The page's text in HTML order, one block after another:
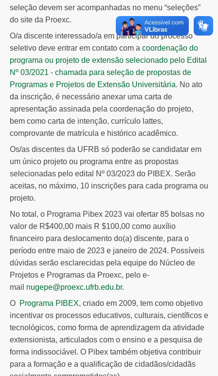
seleção devem ser acompanhadas no menu “seleções”
do site da Proexc.
O/a discente interessado/a em participar do processo
seletivo deve entrar em contato com a coordenação do
programa ou projeto de extensão selecionado pelo Edital
Nº 03/2021 - chamada para seleção de propostas de
Programas e Projetos de Extensão Universitária. No ato
da inscrição, é necessário anexar uma carta de
apresentação assinada pela coordenação do projeto,
bem como carta de intenção, currículo lattes,
comprovante de matrícula e histórico acadêmico.
Os/as discentes da UFRB só poderão se candidatar em
um único projeto ou programa entre as propostas
selecionadas pelo edital Nº 03/2023 do PIBEX. Serão
aceitas, no máximo, 10 inscrições para cada programa ou
projeto.
No total, o Programa Pibex 2023 vai ofertar 85 bolsas no
valor de R$400,00 mais R $100,00 como auxílio
financeiro para deslocamento do(a) discente, para o
período entre maio de 2023 e janeiro de 2024. Possíveis
dúvidas serão esclarecidas pela equipe do Núcleo de
Projetos e Programas da Proexc, pelo e-
mail nugepe@proexc.ufrb.edu.br.
O Programa PIBEX, criado em 2009, tem como objetivo
incentivar os processos educativos, culturais, científicos e
tecnológicos, como forma de aprendizagem da atividade
extensionista, articulados com o ensino e a pesquisa de
forma indissociável. O Pibex também objetiva contribuir
para a formação e a qualificação de cidadãos/cidadãs